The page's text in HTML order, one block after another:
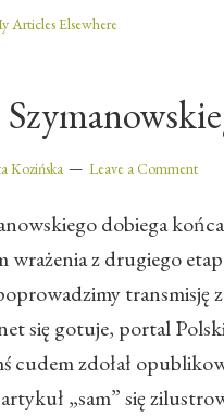
Articles Elsewhere
Kozińska Leave a Comment
dobiega
wrażenia z drugiego
transmisję
się gotuje, portal
cudem zdołał
„sam” się